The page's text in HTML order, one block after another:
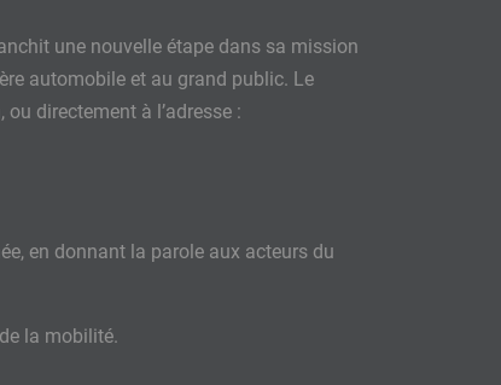
une nouvelle étape dans sa mission
automobile et au grand public. Le
directement à l’adresse :
en donnant la parole aux acteurs du
la mobilité.